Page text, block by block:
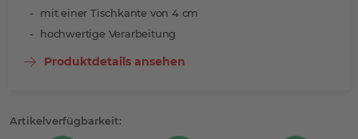
mit einer Tischkante von 4 cm
hochwertige Verarbeitung
Produktdetails ansehen
Artikelverfügbarkeit: